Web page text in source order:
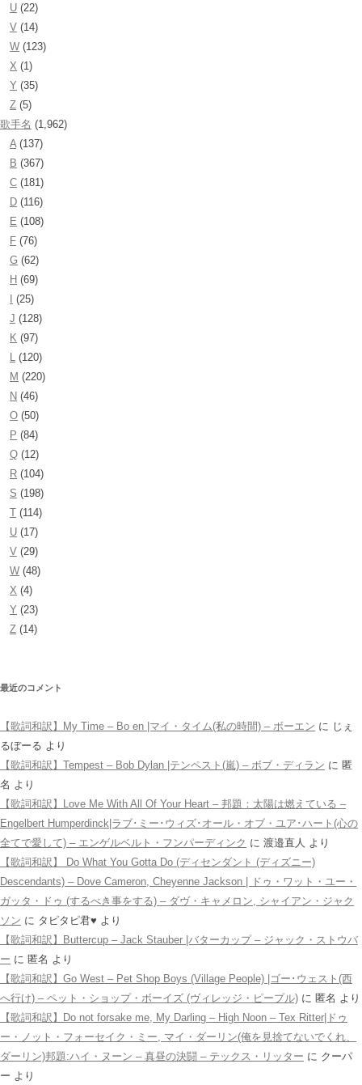
U (22)
V (14)
W (123)
X (1)
Y (35)
Z (5)
歌手名 (1,962)
A (137)
B (367)
C (181)
D (116)
E (108)
F (76)
G (62)
H (69)
(25)
J (128)
K (97)
(120)
M (220)
N (46)
O (50)
P (84)
Q (12)
R (104)
S (198)
T (114)
U (17)
V (29)
W (48)
X (4)
Y (23)
Z (14)
最近のコメント
【歌詞和訳】My Time – Bo en |マイ・タイム(私の時間) – ボーエン に じぇ
るぼーる より
【歌詞和訳】Tempest – Bob Dylan |テンペスト(嵐) – ボブ・ディラン に 匿
名 より
【歌詞和訳】Love Me With All Of Your Heart – 邦題：太陽は燃えている –
Engelbert Humperdinck|ラブ･ミー･ウィズ･オール・オブ・ユア･ハート(心の
全てで愛して) – エンゲルベルト・フンパーディンク に 渡邉直人 より
【歌詞和訳】 Do What You Gotta Do (ディセンダント (ディズニー)
Descendants) – Dove Cameron, Cheyenne Jackson | ドゥ・ワット・ユー・
ガッタ・ドゥ (するべき事をする) – ダヴ・キャメロン, シャイアン・ジャク
ソン に タピタピ君♥️ より
【歌詞和訳】Buttercup – Jack Stauber |バターカップ – ジャック・ストウバ
ー に 匿名 より
【歌詞和訳】Go West – Pet Shop Boys (Village People) |ゴー･ウェスト(西
へ行け) – ペット・ショップ・ボーイズ (ヴィレッジ・ピープル) に 匿名 より
【歌詞和訳】Do not forsake me, My Darling – High Noon – Tex Ritter|ドゥ
ー・ノット・フォーセイク・ミー, マイ・ダーリン(俺を見捨てないでくれ、
ダーリン)邦題:ハイ・ヌーン – 真昼の決闘 – テックス・リッター に クーパ
ー より